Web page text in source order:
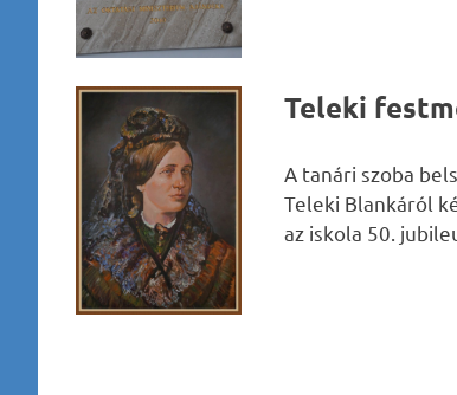
Teleki
A tanári szoba
Teleki Blankáról
az iskola 50.